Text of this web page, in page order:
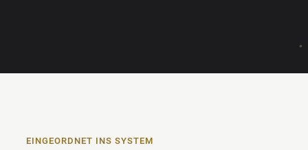
EINGEORDNET INS SYSTEM